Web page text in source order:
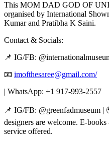
This MOM DAD GOD OF
organised by International
Kumar and Pratibha K Saini.
Contact & Socials:
📌 IG/FB:
📧 imofthesaree@gmail.com/
| WhatsApp: +1 917-993-2557
📌 IG/FB: @greenfadmuseum |
designers are welcome. E-
service offered.